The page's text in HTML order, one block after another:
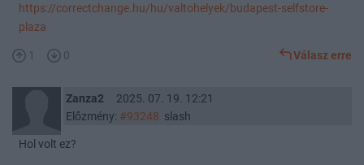
https://correctchange.hu/hu/valtohelyek/budapest-selfstore-
plaza
1 0 Válasz erre
Zanza2
2025. 07. 19. 12:21
Előzmény: #93248 slash
Hol volt ez?